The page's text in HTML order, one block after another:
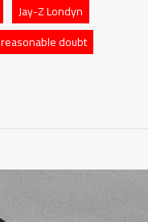
Jay-Z Londyn
reasonable doubt